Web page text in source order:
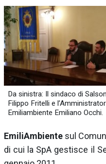
Da sinistra: Il sindaco di
Filippo Fritelli e
Emiliambiente Emiliano Occhi.
EmiliAmbiente sul
di cui la SpA gestisce il